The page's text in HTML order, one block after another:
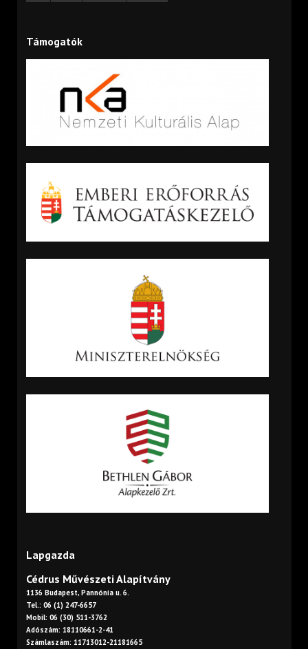
Támogatók
Lapgazda
Cédrus Művészeti Alapítvány
1136 Budapest, Pannónia u. 6.
Tel.: 06 (1) 247-6657
Mobil: 06 (30) 511-3762
Adószám: 18110661-2-41
Számlaszám: 11713012-21181665